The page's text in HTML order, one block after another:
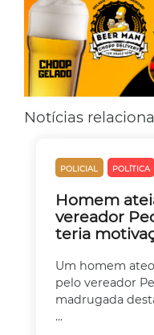
Notícias
POLICIAL POLÍTICA
Homem
vereador
teria
Um homem
pelo vereador
madrugada
...